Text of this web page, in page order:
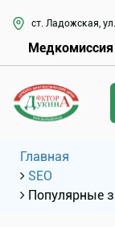
ст. Ладожская,
Медкомиссия
Главная
SEO
Популярные